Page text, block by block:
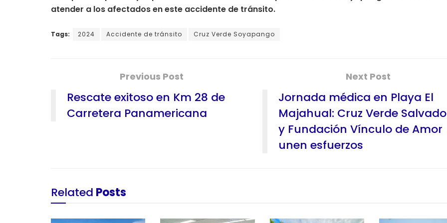
atender a los afectados en este accidente de tránsito.
Tags: 2024 Accidente de tránsito Cruz Verde Soyapango
Previous Post
Rescate exitoso en Km 28 de
Carretera Panamericana
Next Post
Jornada médica en Playa El
Majahual: Cruz Verde
y Fundación Vínculo de Amor
unen esfuerzos
Related Posts